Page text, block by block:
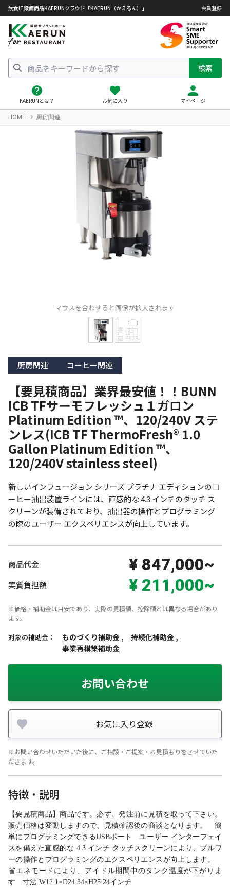
飲食IT設備商品KAERUNクラウド「KAERUN（かえるん）」 会員登録
検索
KAERUNとは？ お気に入り マイページ
HOME 厨房関連
マウスを合わせると画像が拡大されます
厨房関連 コーヒー関連
【要見積商品】業界最安値！！BUNN
ICB TFサーモフレッシュ１ガロン
Platinum Edition ™、120/240V ステ
ンレス(ICB TF ThermoFresh® 1.0
Gallon Platinum Edition ™、
120/240V stainless steel)
新しいインフュージョン シリーズ プラチナ エディションのコ
ーヒー抽出装置ラインには、直感的な 4.3 インチのタッチ ス
クリーンが装備されており、抽出器の操作とプログラミング
の際のユーザー エクスペリエンスが向上しています。
商品代金 ¥ 847,000~
実質負担額 ¥ 211,000~
※価格・補助金は目安であり、実際の見積額、控除額とは異なる場合があり
ます。
対象の補助金： ものづくり補助金 ,
持続化補助金 ,
事業再構築補助金
お問い合わせ
お気に入り登録
※お問い合わせいただいた後に、ご相談・ご提案・お見積もりをさせていた
だきます。
特徴・説明
【要見積商品】商品です。必ず、発注前に見積を取って下さい。
販売価格は変動しますので、見積確認後の商談となります。 簡
単にプログラミングできるUSBポート ユーザー インターフェイ
スを備えた直感的な 4.3 インチ タッチスクリーンにより、ブルワ
ーの操作とプログラミングのエクスペリエンスが向上します。
省エネモードにより、アイドル期間中のタンク温度が下がりま
す 寸法 W12.1×D24.34×H25.24インチ